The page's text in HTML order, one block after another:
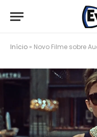
Início » Novo Filme sobre Audrey